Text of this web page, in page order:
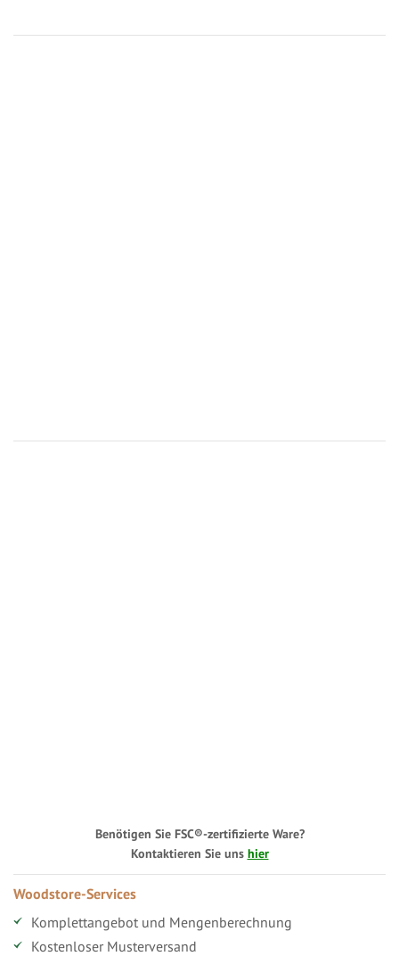
Benötigen Sie FSC®-zertifizierte Ware?
Kontaktieren Sie uns hier
Woodstore-Services
Komplettangebot und Mengenberechnung
Kostenloser Musterversand